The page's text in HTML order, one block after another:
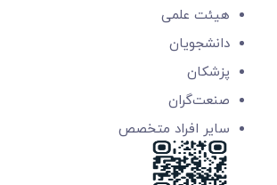
هیئت علمی
دانشجویان
پزشکان
صنعت‌گران
سایر افراد متخصص